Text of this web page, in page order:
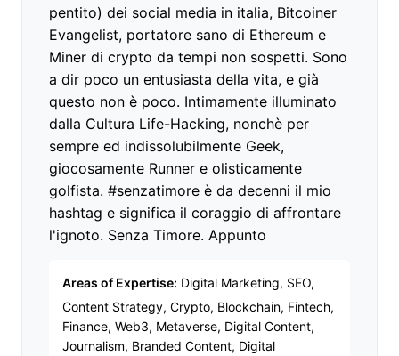
pentito) dei social media in italia, Bitcoiner
Evangelist, portatore sano di Ethereum e
Miner di crypto da tempi non sospetti. Sono
a dir poco un entusiasta della vita, e già
questo non è poco. Intimamente illuminato
dalla Cultura Life-Hacking, nonchè per
sempre ed indissolubilmente Geek,
giocosamente Runner e olisticamente
golfista. #senzatimore è da decenni il mio
hashtag e significa il coraggio di affrontare
l'ignoto. Senza Timore. Appunto
Areas of Expertise: Digital Marketing, SEO,
Content Strategy, Crypto, Blockchain, Fintech,
Finance, Web3, Metaverse, Digital Content,
Journalism, Branded Content, Digital